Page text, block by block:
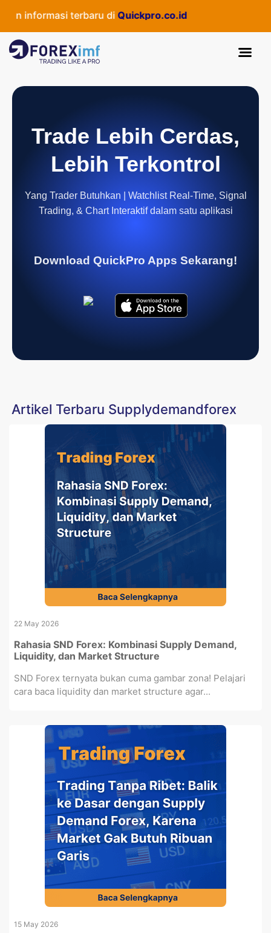
terbaru diQuickpro.co.id
Trade Lebih Cerdas,
Lebih Terkontrol
Yang Trader Butuhkan | Watchlist Real-Time, Signal
Trading, & Chart Interaktif dalam satu aplikasi
Download QuickPro Apps Sekarang!
Artikel Terbaru Supplydemandforex
22 May 2026
Rahasia SND Forex: Kombinasi Supply Demand,
Liquidity, dan Market Structure
SND Forex ternyata bukan cuma gambar zona! Pelajari
cara baca liquidity dan market structure agar...
15 May 2026